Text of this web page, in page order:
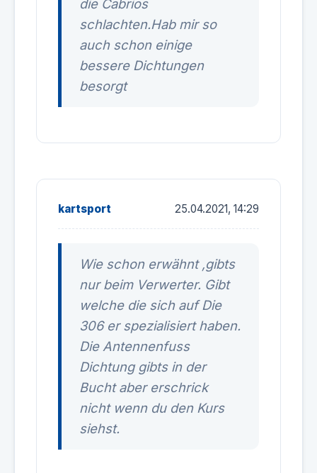
die Cabrios
schlachten.Hab mir so
auch schon einige
bessere Dichtungen
besorgt
kartsport 25.04.2021, 14:29
Wie schon erwähnt ,gibts
nur beim Verwerter. Gibt
welche die sich auf Die
306 er spezialisiert haben.
Die Antennenfuss
Dichtung gibts in der
Bucht aber erschrick
nicht wenn du den Kurs
siehst.